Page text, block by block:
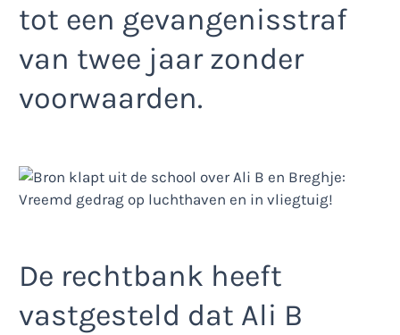
tot een gevangenisstraf
van twee jaar zonder
voorwaarden.
De rechtbank heeft
vastgesteld dat Ali B